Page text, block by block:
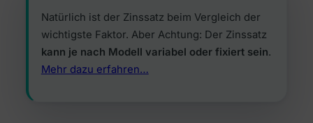
Natürlich ist der Zinssatz beim Vergleich der
wichtigste Faktor. Aber Achtung: Der Zinssatz
kann je nach Modell variabel oder fixiert sein.
Mehr dazu erfahren…